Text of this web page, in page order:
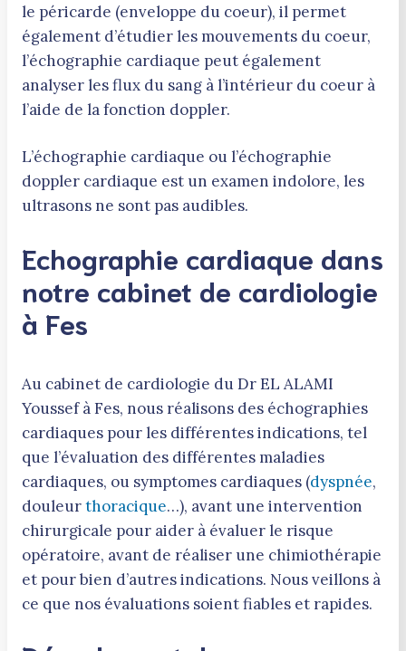
le péricarde (enveloppe du coeur), il permet
également d’étudier les mouvements du coeur,
l’échographie cardiaque peut également
analyser les flux du sang à l’intérieur du coeur à
l’aide de la fonction doppler.
L’échographie cardiaque ou l’échographie
doppler cardiaque est un examen indolore, les
ultrasons ne sont pas audibles.
Echographie cardiaque dans
notre cabinet de cardiologie
à Fes
Au cabinet de cardiologie du Dr EL ALAMI
Youssef à Fes, nous réalisons des échographies
cardiaques pour les différentes indications, tel
que l’évaluation des différentes maladies
cardiaques, ou symptomes cardiaques (dyspnée,
douleurthoracique…), avant une intervention
chirurgicale pour aider à évaluer le risque
opératoire, avant de réaliser une chimiothérapie
et pour bien d’autres indications. Nous veillons à
ce que nos évaluations soient fiables et rapides.